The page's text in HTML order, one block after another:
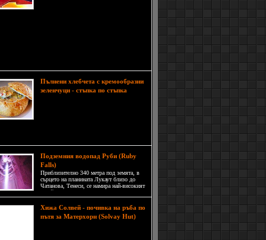
Пълнени хлебчета с кремообразни
зеленчуци - стъпка по стъпка
Подземния водопад Руби (Ruby
Falls)
Приблизително 340 метра под земята, в
сърцето на планината Лукаут близо до
Чатанова, Тенеси, се намира най-високият
и най-дълбок водопад в Съединените
щати.
Хижа Солвей - почивка на ръба по
пътя за Матерхорн (Solvay Hut)